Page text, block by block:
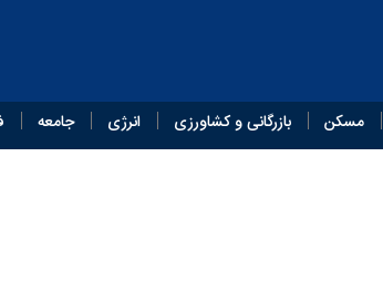
مسکن بازرگانی و کشاورزی انرژی جامعه